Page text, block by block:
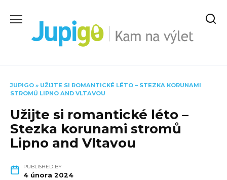
JUPIGO » UŽIJTE SI ROMANTICKÉ LÉTO – STEZKA KORUNAMI
STROMŮ LIPNO AND VLTAVOU
Užijte si romantické léto –
Stezka korunami stromů
Lipno and Vltavou
PUBLISHED BY
4 února 2024